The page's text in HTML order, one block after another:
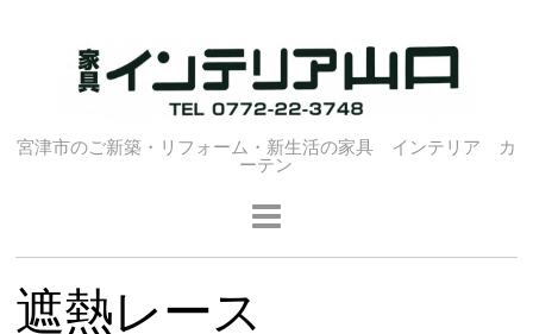
宮津市のご新築・リフォーム・新生活の家具 インテリア カ
ーテン
遮熱レース